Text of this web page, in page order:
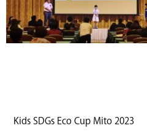
Kids SDGs Eco Cup Mito 2023